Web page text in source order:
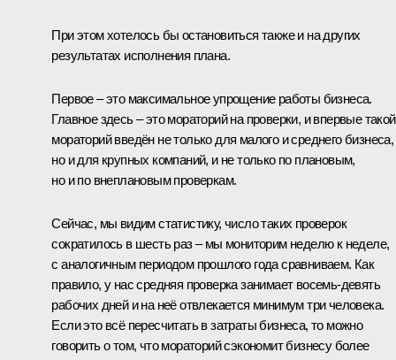
При этом хотелось бы остановиться также и на других
результатах исполнения плана.
Первое – это максимальное упрощение работы бизнеса.
Главное здесь – это мораторий на проверки, и впервые такой
мораторий введён не только для малого и среднего бизнеса,
но и для крупных компаний, и не только по плановым,
но и по внеплановым проверкам.
Сейчас, мы видим статистику, число таких проверок
сократилось в шесть раз – мы мониторим неделю к неделе,
с аналогичным периодом прошлого года сравниваем. Как
правило, у нас средняя проверка занимает восемь-девять
рабочих дней и на неё отвлекается минимум три человека.
Если это всё пересчитать в затраты бизнеса, то можно
говорить о том, что мораторий сэкономит бизнесу более